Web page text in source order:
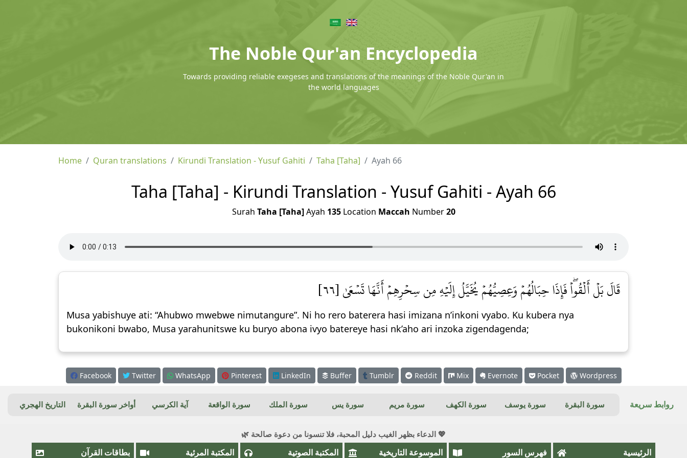
The Noble Qur'an Encyclopedia
Towards providing reliable exegeses and translations of the meanings of the Noble Qur'an in
the world languages
Home Quran translations Kirundi Translation - Yusuf Gahiti Taha [Taha] Ayah 66
Taha [Taha] - Kirundi Translation - Yusuf Gahiti - Ayah 66
Surah Taha [Taha]Ayah 135Location Maccah Number20
قَالَ بَلۡ أَلۡقُواْۖ فَإِذَا حِبَالُهُمۡ وَعِصِيُّهُمۡ يُخَيَّلُ إِلَيۡهِ مِن سِحۡرِهِمۡ أَنَّهَا تَسۡعَىٰ [٦٦]
Musa yabishuye ati: “Ahubwo mwebwe nimutangure”. Ni ho rero baterera hasi imizana n’inkoni vyabo. Ku kubera nya
bukonikoni bwabo, Musa yarahunitswe ku buryo abona ivyo batereye hasi nk’aho ari inzoka zigendagenda;
Facebook Twitter WhatsApp Pinterest LinkedIn Buffer Tumblr Reddit Mix Evernote Pocket Wordpress
روابط سريعة سورة البقرة سورة يوسف سورة الكهف سورة مريم سورة يس سورة الملك سورة الواقعة آية الكرسي أواخر سورة البقرة التاريخ الهجري
💖 الدعاء بظهر الغيب دليل المحبة، فلا تنسونا من دعوة صالحة 🌿
الرئيسية فهرس السور الموسوعة التاريخية المكتبة الصوتية المكتبة المرئية بطاقات القرآن